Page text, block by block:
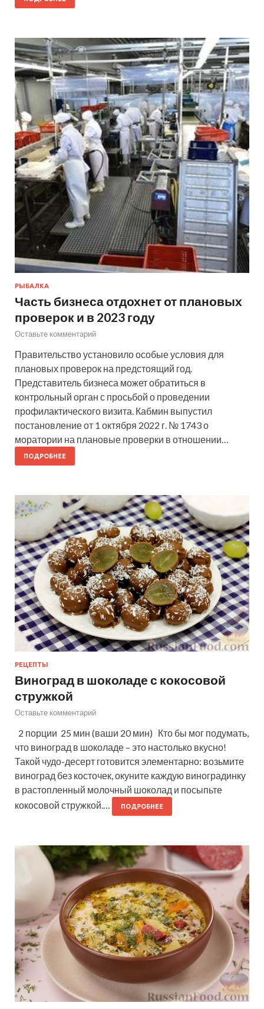
РЫБАЛКА
Часть бизнеса отдохнет от плановых
проверок и в 2023 году
Оставьте комментарий
Правительство установило особые условия для
плановых проверок на предстоящий год.
Представитель бизнеса может обратиться в
контрольный орган с просьбой о проведении
профилактического визита. Кабмин выпустил
постановление от 1 октября 2022 г. № 1743 о
моратории на плановые проверки в отношении…
ПОДРОБНЕЕ
РЕЦЕПТЫ
Виноград в шоколаде с кокосовой
стружкой
Оставьте комментарий
2 порции 25 мин (ваши 20 мин) Кто бы мог подумать,
что виноград в шоколаде – это настолько вкусно!
Такой чудо-десерт готовится элементарно: возьмите
виноград без косточек, окуните каждую виноградинку
в растопленный молочный шоколад и посыпьте
кокосовой стружкой.…
ПОДРОБНЕЕ